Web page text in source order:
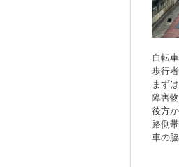
自転
歩行
まず
障害
後方
路側
車の